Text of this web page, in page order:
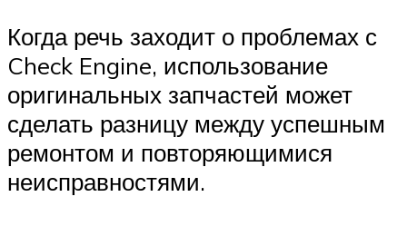
Когда речь заходит о проблемах с
Check Engine, использование
оригинальных запчастей может
сделать разницу между успешным
ремонтом и повторяющимися
неисправностями.